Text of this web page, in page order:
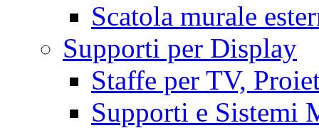
Scatola murale
Supporti per Display
Staffe per TV,
Supporti e Sistemi